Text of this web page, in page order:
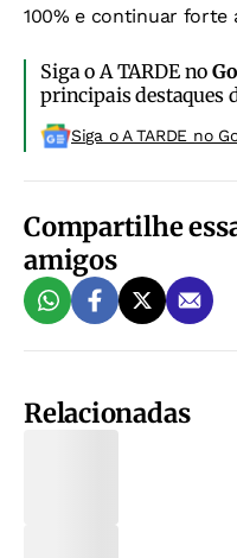
100% e continuar forte
Siga o A TARDE no
principais destaques
Siga o A TARDE no
Compartilhe
amigos
Relacionadas